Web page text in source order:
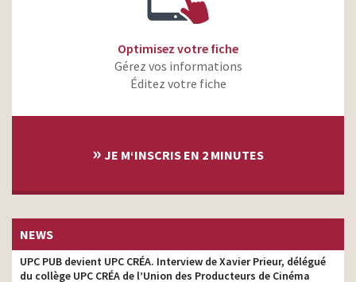
monteur
Optimisez votre fiche
Gérez vos informations
Éditez votre fiche
» JE M‘INSCRIS EN 2 MINUTES
NEWS
UPC PUB devient UPC CRÉA. Interview de Xavier Prieur, délégué
du collège UPC CRÉA de l’Union des Producteurs de Cinéma